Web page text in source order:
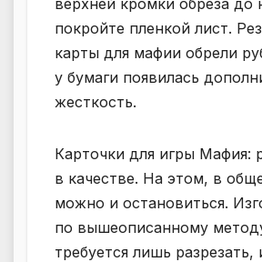
покройте пленкой лист.
карты для мафии обрели
у бумаги появилась
жесткость.
Карточки для игры Мафия:
в качестве. На этом, в
можно и остановиться.
по вышеописанному
требуется лишь разрезать,